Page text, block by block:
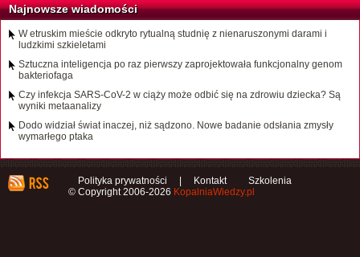
Najnowsze wiadomości
W etruskim mieście odkryto rytualną studnię z nienaruszonymi darami i
ludzkimi szkieletami
Sztuczna inteligencja po raz pierwszy zaprojektowała funkcjonalny genom
bakteriofaga
Czy infekcja SARS-CoV-2 w ciąży może odbić się na zdrowiu dziecka? Są
wyniki metaanalizy
Dodo widział świat inaczej, niż sądzono. Nowe badanie odsłania zmysły
wymarłego ptaka
Polityka prywatności Kontakt
Szkolenia
© Copyright 2006-2026 KopalniaWiedzy.pl